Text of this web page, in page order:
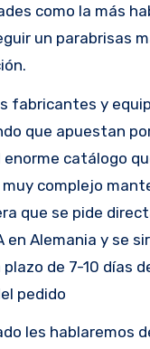
como la más
un parabrisas
fabricantes y
que apuestan
enorme catálogo
complejo
que se pide
en Alemania y se
de 7-10 días
pedido
les hablaremos